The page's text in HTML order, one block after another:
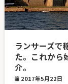
ランサーズで
た。これから
介。
2017年5月22日